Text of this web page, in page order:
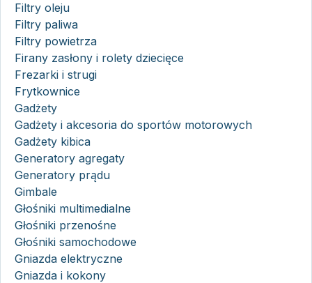
Filtry oleju
Filtry paliwa
Filtry powietrza
Firany zasłony i rolety dziecięce
Frezarki i strugi
Frytkownice
Gadżety
Gadżety i akcesoria do sportów motorowych
Gadżety kibica
Generatory agregaty
Generatory prądu
Gimbale
Głośniki multimedialne
Głośniki przenośne
Głośniki samochodowe
Gniazda elektryczne
Gniazda i kokony